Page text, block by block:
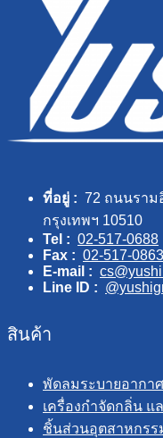
ที่อยู่ : 72 ถนนราม
กรุงเทพฯ 10510
Tel : 02-517-0688
Fax : 02-517-0863
E-mail :
Line ID :
สินค้า
พัดลมระบายอากาศ
เครื่องกำจัดกลิ่น แ
ชิ้นส่วนอุตสาหกรร